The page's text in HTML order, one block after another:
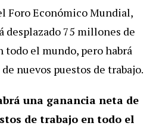
Foro Económico Mundial,
desplazado 75 millones de
todo el mundo, pero habrá
nuevos puestos de trabajo.
una ganancia neta de
de trabajo en todo el